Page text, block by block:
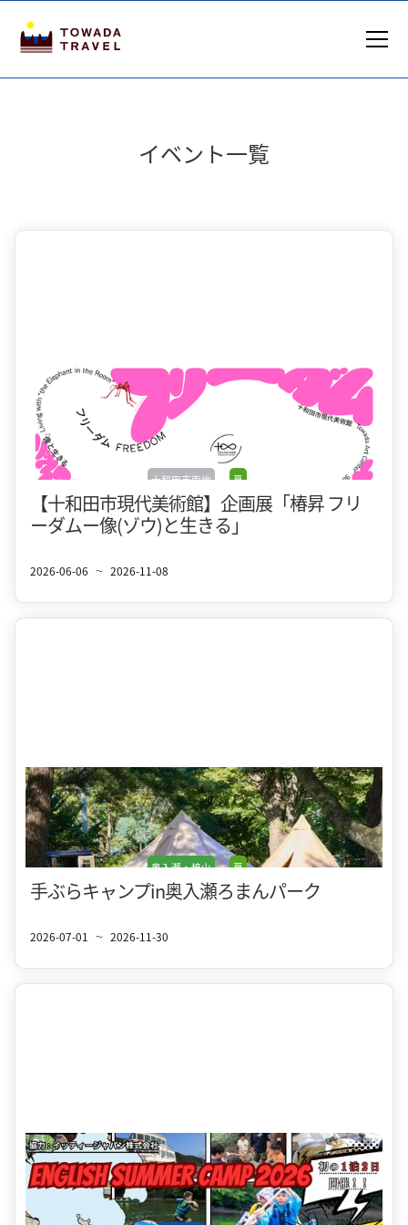
イベント一覧
十和田市街地 夏
【十和田市現代美術館】企画展「椿昇 フリ
ーダムー像(ゾウ)と生きる」
2026-06-06 〜 2026-11-08
奥入瀬・焼山 夏
手ぶらキャンプin奥入瀬ろまんパーク
2026-07-01 〜 2026-11-30